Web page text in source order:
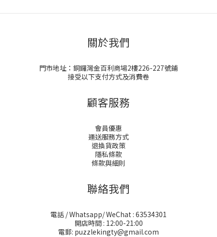
關於我們
門市地址：銅鑼灣金百利商場2樓226-227號鋪
接受以下支付方式及消費卷
顧客服務
會員優惠
運送服務方式
退換貨政策
隱私條款
條款與細則
聯絡我們
電話 / Whatsapp/ WeChat : 63534301
開店時間 : 12:00-21:00
電郵: puzzlekingty@gmail.com